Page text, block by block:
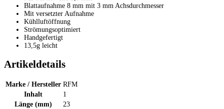
Blattaufnahme 8 mm mit 3 mm Achsdurchmesser
Mit versetzter Aufnahme
Kühlluftöffnung
Strömungsoptimiert
Handgefertigt
13,5g leicht
Artikeldetails
Marke / Hersteller RFM
Inhalt
1
Länge (mm)
23